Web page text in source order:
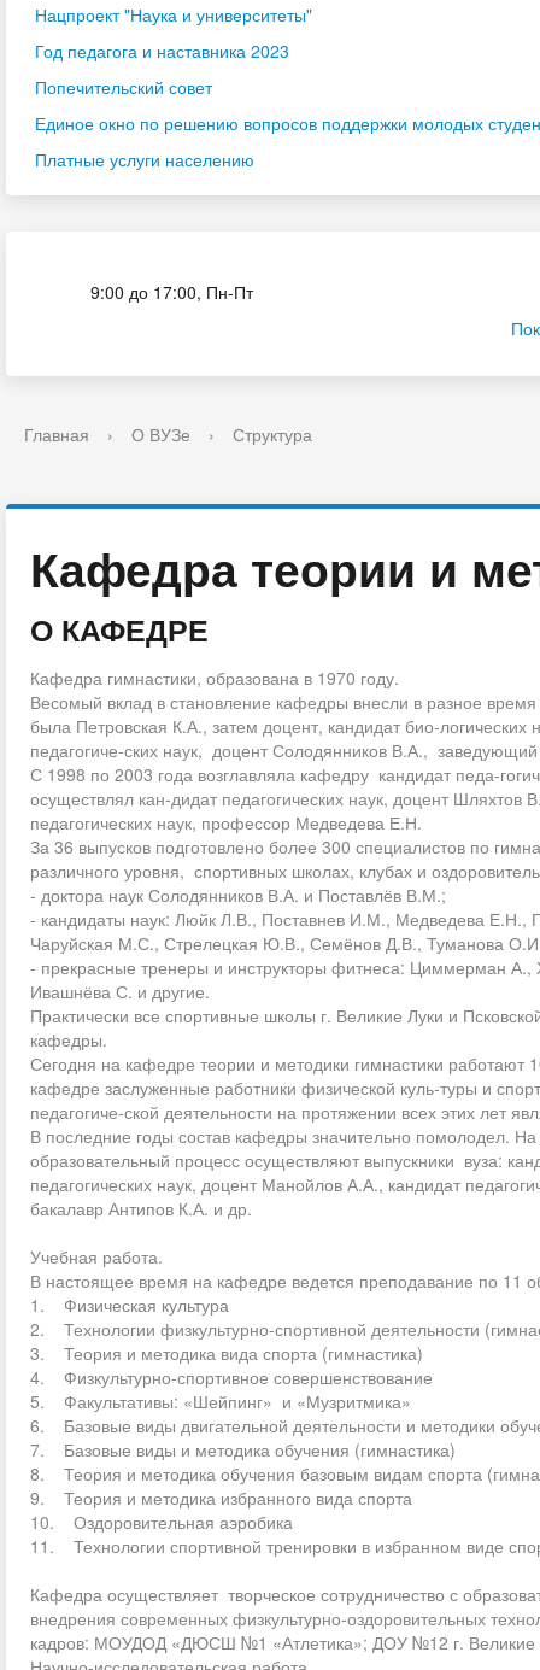
Нацпроект "Наука и университеты"
Год педагога и наставника 2023
Попечительский совет
Единое окно по решению вопросов поддержки молодых
Платные услуги населению
9:00 до 17:00, Пн-Пт
Главная › О ВУЗе › Структура
Кафедра теории и
О КАФЕДРЕ
Кафедра гимнастики, образована в 1970 году.
Весомый вклад в становление кафедры внесли в разное
была Петровская К.А., затем доцент, кандидат био-
педагогиче-ских наук, доцент Солодянников В.А.,
С 1998 по 2003 года возглавляла кафедру кандидат педа-
осуществлял кан-дидат педагогических наук, доцент
педагогических наук, профессор Медведева Е.Н.
За 36 выпусков подготовлено более 300 специалистов по
различного уровня, спортивных школах, клубах и
- доктора наук Солодянников В.А. и Поставлёв В.М.;
- кандидаты наук: Люйк Л.В., Поставнев И.М., Медведева
Чаруйская М.С., Стрелецкая Ю.В., Семёнов Д.В., Туманова
- прекрасные тренеры и инструкторы фитнеса: Циммерман
Ивашнёва С. и другие.
Практически все спортивные школы г. Великие Луки и
кафедры.
Сегодня на кафедре теории и методики гимнастики
кафедре заслуженные работники физической куль-туры и
педагогиче-ской деятельности на протяжении всех этих лет
В последние годы состав кафедры значительно помолодел.
образовательный процесс осуществляют выпускники вуза:
педагогических наук, доцент Манойлов А.А., кандидат
бакалавр Антипов К.А. и др.
Учебная работа.
В настоящее время на кафедре ведется преподавание по
1. Физическая культура
2. Технологии физкультурно-спортивной деятельности
3. Теория и методика вида спорта (гимнастика)
4. Физкультурно-спортивное совершенствование
5. Факультативы: «Шейпинг» и «Музритмика»
6. Базовые виды двигательной деятельности и методики
7. Базовые виды и методика обучения (гимнастика)
8. Теория и методика обучения базовым видам спорта
9. Теория и методика избранного вида спорта
10. Оздоровительная аэробика
11. Технологии спортивной тренировки в избранном виде
Кафедра осуществляет творческое сотрудничество с
внедрения современных физкультурно-оздоровительных
кадров: МОУДОД «ДЮСШ №1 «Атлетика»; ДОУ №12 г. Великие